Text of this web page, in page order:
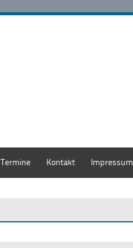
Termine Kontakt Impressum